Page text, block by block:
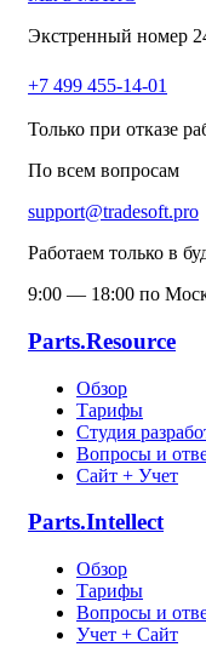
Экстренный номер
+7 499 455-14-01
Только при отказе
По всем вопросам
support@tradesoft.pro
Работаем только в
9:00 — 18:00 по
Parts.Resource
Обзор
Тарифы
Студия
Вопросы и
Сайт + Учет
Parts.Intellect
Обзор
Тарифы
Вопросы и
Учет + Сайт